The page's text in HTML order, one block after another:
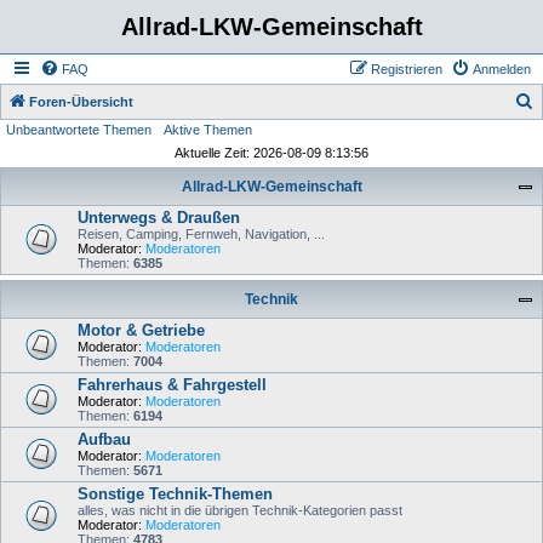
Allrad-LKW-Gemeinschaft
FAQ Anmelden
Registrieren
Foren-Übersicht
Unbeantwortete Themen
Aktive Themen
Aktuelle Zeit: 2026-08-09 8:13:56
Allrad-LKW-Gemeinschaft
Unterwegs & Draußen
Reisen, Camping, Fernweh, Navigation, ...
Moderator: Moderatoren
Themen: 6385
Technik
Motor & Getriebe
Moderator: Moderatoren
Themen: 7004
Fahrerhaus & Fahrgestell
Moderator: Moderatoren
Themen: 6194
Aufbau
Moderator: Moderatoren
Themen: 5671
Sonstige Technik-Themen
alles, was nicht in die übrigen Technik-Kategorien passt
Moderator: Moderatoren
Themen: 4783